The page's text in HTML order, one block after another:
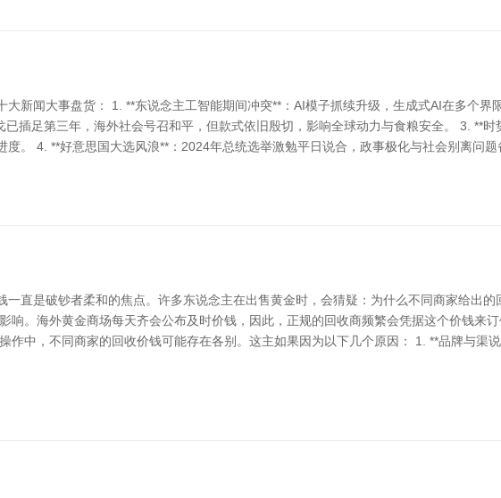
新闻大事盘货： 1. **东说念主工智能期间冲突**：AI模子抓续升级，生成式AI在多个界
插足第三年，海外社会号召和平，但款式依旧殷切，影响全球动力与食粮安全。 3. **时
。 4. **好意思国大选风浪**：2024年总统选举激勉平日说合，政事极化与社会别离问题
直是破钞者柔和的焦点。许多东说念主在出售黄金时，会猜疑：为什么不同商家给出的
响。海外黄金商场每天齐会公布及时价钱，因此，正规的回收商频繁会凭据这个价钱来
中，不同商家的回收价钱可能存在各别。这主如果因为以下几个原因： 1. **品牌与渠